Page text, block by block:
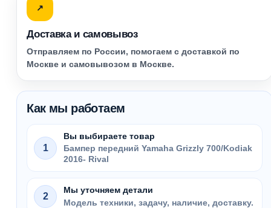
↗
Доставка и самовывоз
Отправляем по России, помогаем с доставкой по
Москве и самовывозом в Москве.
Как мы работаем
1
Вы выбираете товар
Бампер передний Yamaha Grizzly 700/Kodiak
2016- Rival
2
Мы уточняем детали
Модель техники, задачу, наличие, доставку.